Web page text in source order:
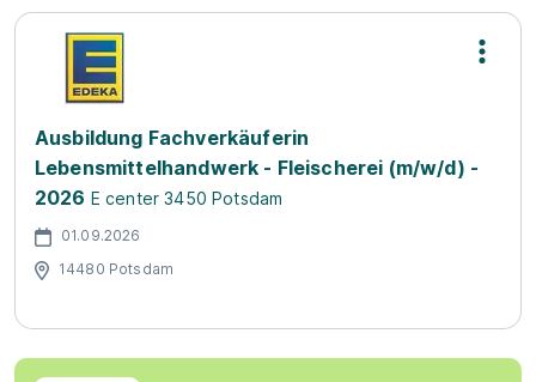
Ausbildung Fachverkäuferin
Lebensmittelhandwerk - Fleischerei (m/w/d) -
2026 E center 3450 Potsdam
01.09.2026
14480 Potsdam